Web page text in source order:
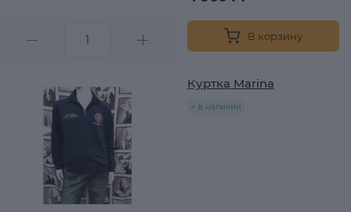
В корзину
Куртка Marina
в наличии